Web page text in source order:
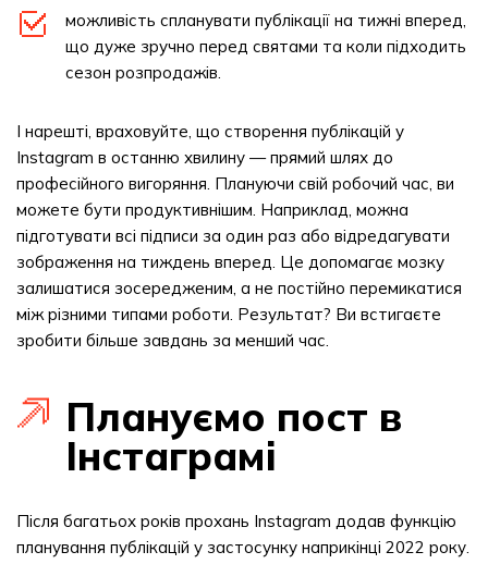
можливість спланувати публікації на тижні вперед,
що дуже зручно перед святами та коли підходить
сезон розпродажів.
І нарешті, враховуйте, що створення публікацій у
Instagram в останню хвилину — прямий шлях до
професійного вигоряння. Плануючи свій робочий час, ви
можете бути продуктивнішим. Наприклад, можна
підготувати всі підписи за один раз або відредагувати
зображення на тиждень вперед. Це допомагає мозку
залишатися зосередженим, а не постійно перемикатися
між різними типами роботи. Результат? Ви встигаєте
зробити більше завдань за менший час.
Плануємо пост в
Інстаграмі
Після багатьох років прохань Instagram додав функцію
планування публікацій у застосунку наприкінці 2022 року.